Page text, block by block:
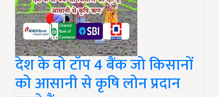
देश के वो टॉप 4 बैंक जो किसानों
को आसानी से कृषि लोन प्रदान